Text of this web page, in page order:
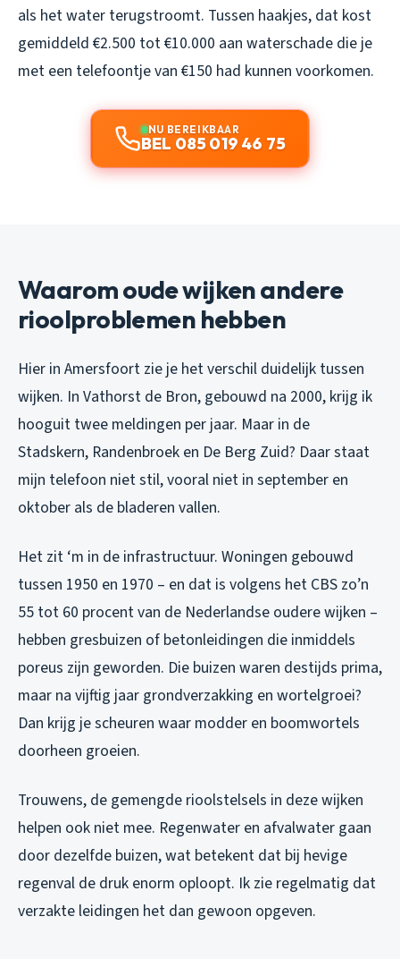
als het water terugstroomt. Tussen haakjes, dat kost
gemiddeld €2.500 tot €10.000 aan waterschade die je
met een telefoontje van €150 had kunnen voorkomen.
NU BEREIKBAAR
BEL 085 019 46 75
Waarom oude wijken andere
rioolproblemen hebben
Hier in Amersfoort zie je het verschil duidelijk tussen
wijken. In Vathorst de Bron, gebouwd na 2000, krijg ik
hooguit twee meldingen per jaar. Maar in de
Stadskern, Randenbroek en De Berg Zuid? Daar staat
mijn telefoon niet stil, vooral niet in september en
oktober als de bladeren vallen.
Het zit ‘m in de infrastructuur. Woningen gebouwd
tussen 1950 en 1970 – en dat is volgens het CBS zo’n
55 tot 60 procent van de Nederlandse oudere wijken –
hebben gresbuizen of betonleidingen die inmiddels
poreus zijn geworden. Die buizen waren destijds prima,
maar na vijftig jaar grondverzakking en wortelgroei?
Dan krijg je scheuren waar modder en boomwortels
doorheen groeien.
Trouwens, de gemengde rioolstelsels in deze wijken
helpen ook niet mee. Regenwater en afvalwater gaan
door dezelfde buizen, wat betekent dat bij hevige
regenval de druk enorm oploopt. Ik zie regelmatig dat
verzakte leidingen het dan gewoon opgeven.